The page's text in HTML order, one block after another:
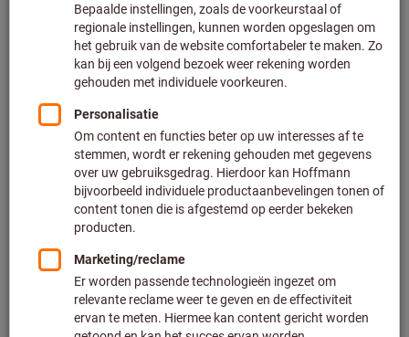
Bladlengte mm / model:
1500/7A
Lakwerk fronten:
A.u.b. selecteren
Lakwerk romp:
A.u.b. selecteren